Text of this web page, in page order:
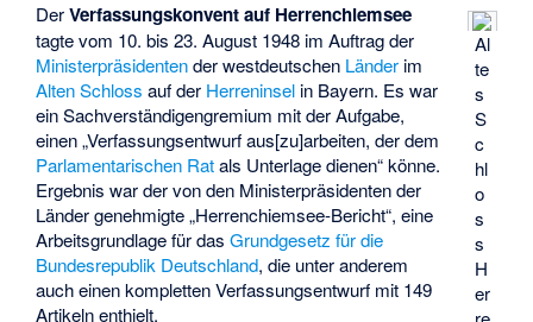
Al
te
s
S
c
hl
o
s
s
H
er
DerVerfassungskonvent auf Herrenchiemsee
tagte vom 10. bis 23. August 1948 im Auftrag der
Ministerpräsidentender westdeutschen Länder im
Alten Schloss auf der Herreninsel in Bayern. Es war
ein Sachverständigengremium mit der Aufgabe,
einen „Verfassungsentwurf aus[zu]arbeiten, der dem
Parlamentarischen Ratals Unterlage dienen“ könne.
Ergebnis war der von den Ministerpräsidenten der
Länder genehmigte „Herrenchiemsee-Bericht“, eine
Arbeitsgrundlage für dasGrundgesetz für die
Bundesrepublik Deutschland, die unter anderem
auch einen kompletten Verfassungsentwurf mit 149
Artikeln enthielt.